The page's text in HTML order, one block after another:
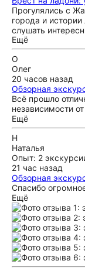
Прогулялись с
города и
слушать
Ещё
О
Олег
20 часов назад
Обзорная
Всё прошло
независимости
Ещё
Н
Наталья
Опыт: 2
21 час назад
Обзорная
Спасибо
Ещё